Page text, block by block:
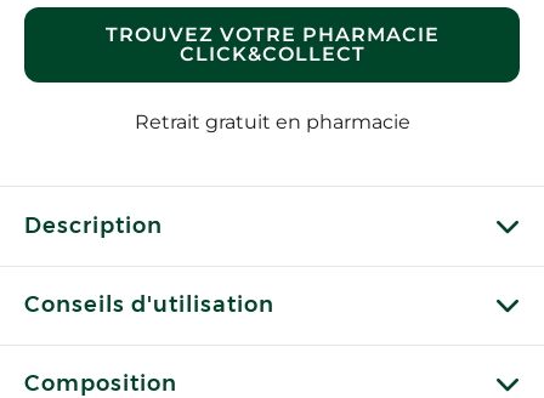
TROUVEZ VOTRE PHARMACIE
CLICK&COLLECT
Retrait gratuit en pharmacie
Description
Conseils d'utilisation
Composition